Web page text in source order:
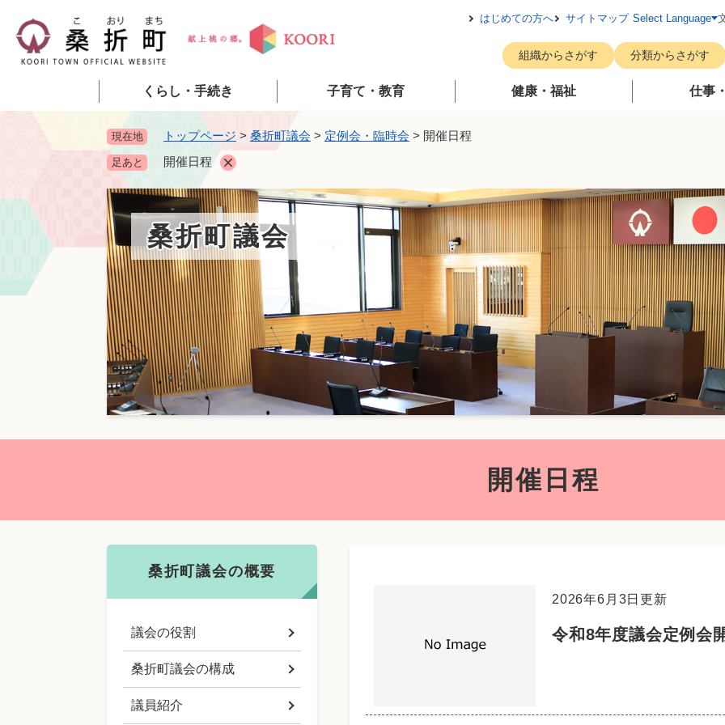
メニューを飛ばして本文へ
はじめての方へ サイトマップ Select Language
組織からさがす 分類からさがす
くらし・手続き 子育て・教育 健康・福祉 仕事
現在地 トップページ > 桑折町議会 > 定例会・臨時会 > 開催日程
足あと 開催日程
桑折町議会
開催日程
2026年6月3日更新
令和8年度議会定例会
桑折町議会の概要
議会の役割
桑折町議会の構成
議員紹介